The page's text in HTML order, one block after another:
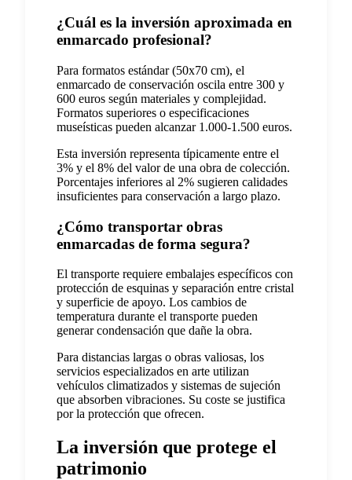
¿Cuál es la inversión aproximada en
enmarcado profesional?
Para formatos estándar (50x70 cm), el
enmarcado de conservación oscila entre 300 y
600 euros según materiales y complejidad.
Formatos superiores o especificaciones
museísticas pueden alcanzar 1.000-1.500 euros.
Esta inversión representa típicamente entre el
3% y el 8% del valor de una obra de colección.
Porcentajes inferiores al 2% sugieren calidades
insuficientes para conservación a largo plazo.
¿Cómo transportar obras
enmarcadas de forma segura?
El transporte requiere embalajes específicos con
protección de esquinas y separación entre cristal
y superficie de apoyo. Los cambios de
temperatura durante el transporte pueden
generar condensación que dañe la obra.
Para distancias largas o obras valiosas, los
servicios especializados en arte utilizan
vehículos climatizados y sistemas de sujeción
que absorben vibraciones. Su coste se justifica
por la protección que ofrecen.
La inversión que protege el
patrimonio